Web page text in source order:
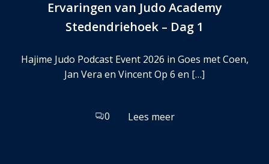
Ervaringen van Judo Academy
Stedendriehoek – Dag 1
Hajime Judo Podcast Event 2026 in Goes met Coen,
Jan Vera en Vincent Op 6 en […]
0 Lees meer